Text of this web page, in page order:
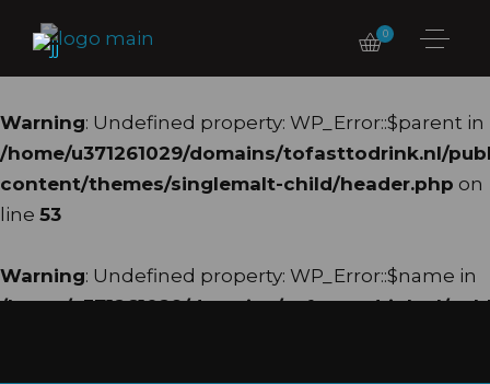
0
Warning: Undefined property: WP_Error::$parent in
/home/u371261029/domains/tofasttodrink.nl/
content/themes/singlemalt-child/header.php on
line 53
Warning: Undefined property: WP_Error::$name in
/home/u371261029/domains/tofasttodrink.nl/